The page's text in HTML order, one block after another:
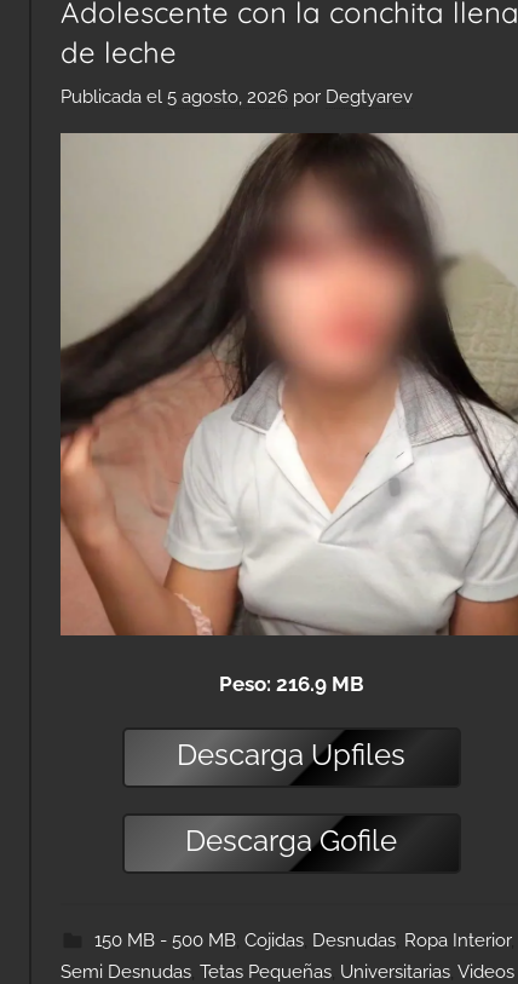
Adolescente con la conchita llena
de leche
Publicada el 5 agosto, 2026 por Degtyarev
Peso: 216.9 MB
DescargaUpfiles
DescargaGofile
150 MB - 500 MB, Cojidas, Desnudas, Ropa Interior,
Semi Desnudas Tetas Pequeñas Universitarias Videos